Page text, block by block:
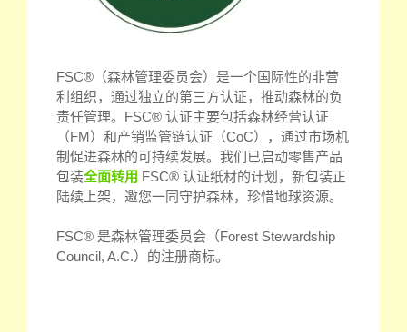
FSC®（森林管理委员会）是一个国际性的非营
利组织，通过独立的第三方认证，推动森林的负
责任管理。FSC® 认证主要包括森林经营认证
（FM）和产销监管链认证（CoC），通过市场机
制促进森林的可持续发展。我们已启动零售产品
包装全面转用 FSC® 认证纸材的计划，新包装正
陆续上架，邀您一同守护森林，珍惜地球资源。
FSC® 是森林管理委员会（Forest Stewardship
Council, A.C.）的注册商标。